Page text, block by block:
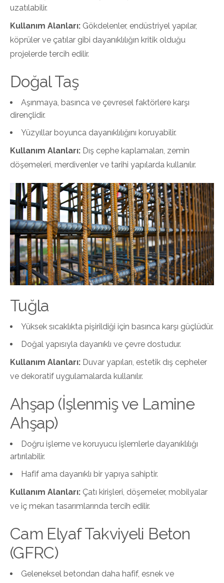
uzatılabilir.
Kullanım Alanları: Gökdelenler, endüstriyel yapılar,
köprüler ve çatılar gibi dayanıklılığın kritik olduğu
projelerde tercih edilir.
Doğal Taş
Aşınmaya, basınca ve çevresel faktörlere karşı
dirençlidir.
Yüzyıllar boyunca dayanıklılığını koruyabilir.
Kullanım Alanları: Dış cephe kaplamaları, zemin
döşemeleri, merdivenler ve tarihi yapılarda kullanılır.
Tuğla
Yüksek sıcaklıkta pişirildiği için basınca karşı güçlüdür.
Doğal yapısıyla dayanıklı ve çevre dostudur.
Kullanım Alanları: Duvar yapıları, estetik dış cepheler
ve dekoratif uygulamalarda kullanılır.
Ahşap (İşlenmiş ve Lamine
Ahşap)
Doğru işleme ve koruyucu işlemlerle dayanıklılığı
artırılabilir.
Hafif ama dayanıklı bir yapıya sahiptir.
Kullanım Alanları: Çatı kirişleri, döşemeler, mobilyalar
ve iç mekan tasarımlarında tercih edilir.
Cam Elyaf Takviyeli Beton
(GFRC)
Geleneksel betondan daha hafif, esnek ve